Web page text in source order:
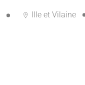
Ille et Vilaine